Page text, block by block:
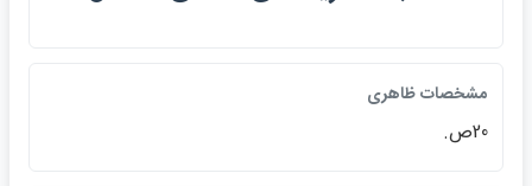
مشخصات ظاهري
20ص.